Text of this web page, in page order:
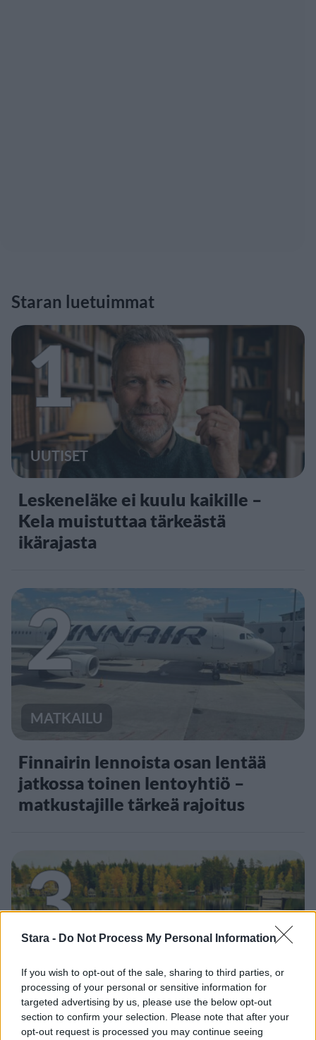
Stara - Do Not Process My Personal Information
If you wish to opt-out of the sale, sharing to third parties, or
processing of your personal or sensitive information for
targeted advertising by us, please use the below opt-out
section to confirm your selection. Please note that after your
opt-out request is processed you may continue seeing
Staran luetuimmat
1
UUTISET
Leskeneläke ei kuulu kaikille –
Kela muistuttaa tärkeästä
ikärajasta
2
MATKAILU
Finnairin lennoista osan lentää
jatkossa toinen lentoyhtiö –
matkustajille tärkeä rajoitus
3
VIIHDEUUTISET
Sääennuste ulottuu nyt